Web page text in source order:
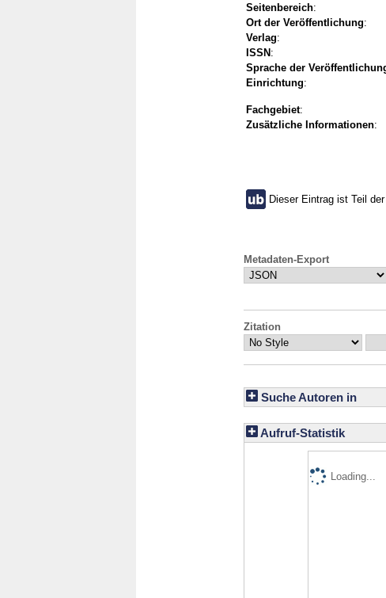
Seitenbereich:
Ort der Veröffentlichung:
Verlag:
ISSN :
Sprache der
Einrichtung:
Fachgebiet:
Zusätzliche Informationen:
Dieser Eintrag ist Teil
Metadaten-Export
Zitation
Suche Autoren in
Aufruf-Statistik
Loading...